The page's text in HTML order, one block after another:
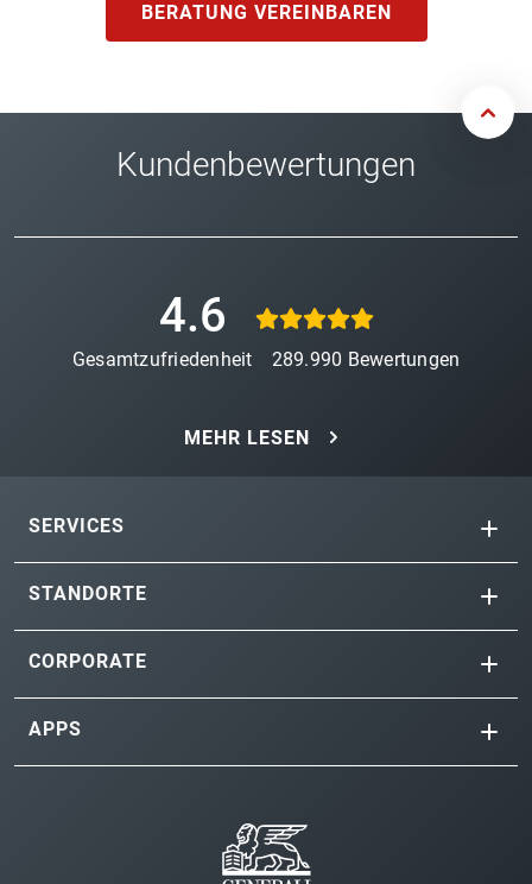
BERATUNG VEREINBAREN
Kundenbewertungen
4.6
Gesamtzufriedenheit 289.990 Bewertungen
MEHR LESEN
SERVICES
STANDORTE
CORPORATE
APPS